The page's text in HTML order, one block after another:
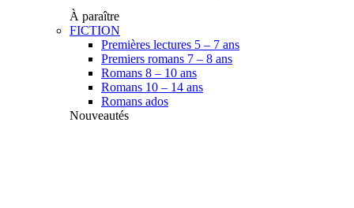
À paraître
FICTION
Premières lectures 5 – 7 ans
Premiers romans 7 – 8 ans
Romans 8 – 10 ans
Romans 10 – 14 ans
Romans ados
Nouveautés